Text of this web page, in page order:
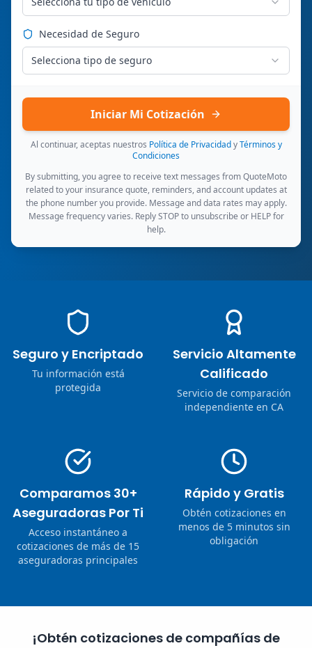
Necesidad de Seguro
Selecciona tipo de seguro
Iniciar Mi Cotización
Al continuar, aceptas nuestros Política de Privacidad y Términos y
Condiciones
By submitting, you agree to receive text messages from QuoteMoto
related to your insurance quote, reminders, and account updates at
the phone number you provide. Message and data rates may apply.
Message frequency varies. Reply STOP to unsubscribe or HELP for
help.
Seguro y Encriptado
Tu información está
protegida
Servicio Altamente
Calificado
Servicio de comparación
independiente en CA
Comparamos 30+
Aseguradoras Por Ti
Acceso instantáneo a
cotizaciones de más de 15
aseguradoras principales
Rápido y Gratis
Obtén cotizaciones en
menos de 5 minutos sin
obligación
¡Obtén cotizaciones de compañías de